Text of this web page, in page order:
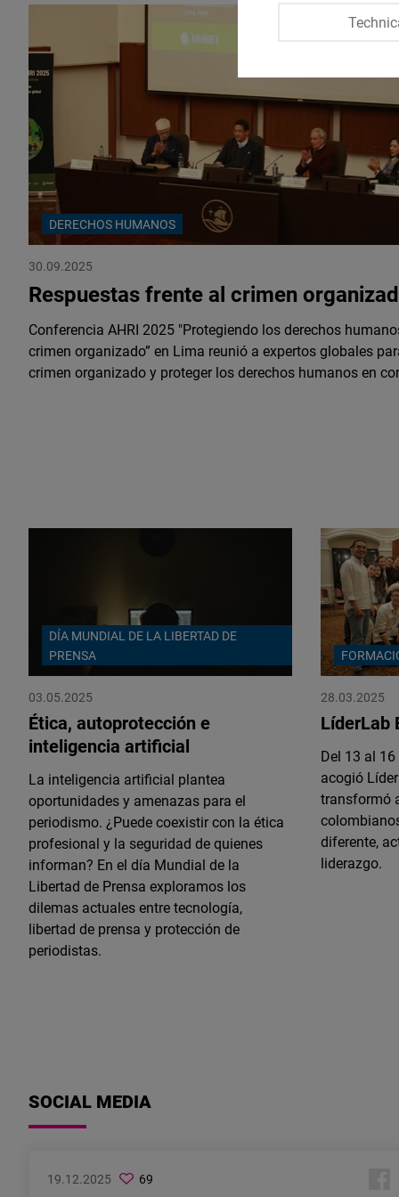
DERECHOS HUMANOS
30.09.2025
Respuestas frente al crimen
Conferencia AHRI 2025 "Protegiendo los derechos
crimen organizado” en Lima reunió a expertos globales
crimen organizado y proteger los derechos humanos en
DÍA MUNDIAL DE LA LIBERTAD DE
PRENSA
03.05.2025
Ética, autoprotección e
inteligencia artificial
La inteligencia artificial plantea
oportunidades y amenazas para el
periodismo. ¿Puede coexistir con la ética
profesional y la seguridad de quienes
informan? En el día Mundial de la
Libertad de Prensa exploramos los
dilemas actuales entre tecnología,
libertad de prensa y protección de
periodistas.
28.03.2025
LíderLab
Del 13 al
acogió
transformó
diferente,
liderazgo.
VENEZUELA
¿Un "defraudador
Lanzamiento de la cuarta
Primer Summit de la
Fundamedios y Fundación
Talleres "Cápsula va a la
IEEP Academy
Futuro de la libertad: El
2024
resaltó
SOCIAL MEDIA
19.12.2025 69